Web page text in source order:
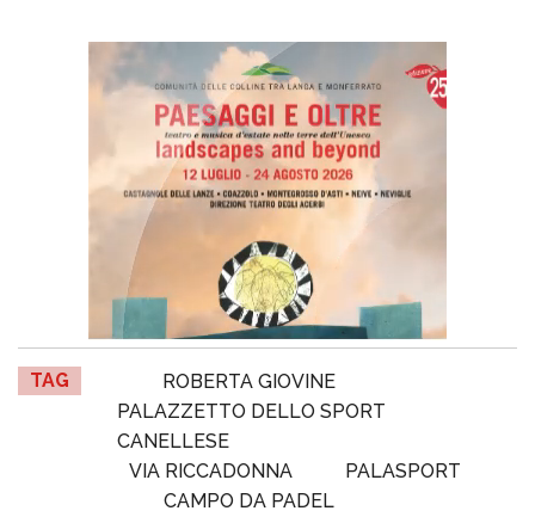
TAG
ROBERTA GIOVINE
PALAZZETTO DELLO SPORT
CANELLESE
VIA RICCADONNA
PALASPORT
CAMPO DA PADEL